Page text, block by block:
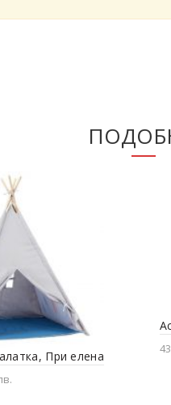
При елена